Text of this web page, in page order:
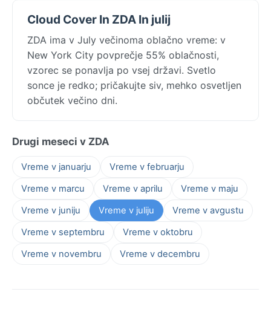
Cloud Cover In ZDA In julij
ZDA ima v July večinoma oblačno vreme: v
New York City povprečje 55% oblačnosti,
vzorec se ponavlja po vsej državi. Svetlo
sonce je redko; pričakujte siv, mehko osvetljen
občutek večino dni.
Drugi meseci v ZDA
Vreme v januarju
Vreme v februarju
Vreme v marcu
Vreme v aprilu
Vreme v maju
Vreme v juniju
Vreme v juliju
Vreme v avgustu
Vreme v septembru
Vreme v oktobru
Vreme v novembru
Vreme v decembru